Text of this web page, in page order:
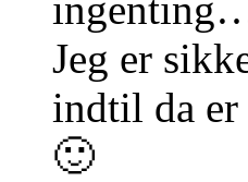
Jeg er
indtil da er
🙂